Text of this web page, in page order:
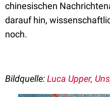
chinesischen
darauf hin,
noch.
Bildquelle:Luca Upper,